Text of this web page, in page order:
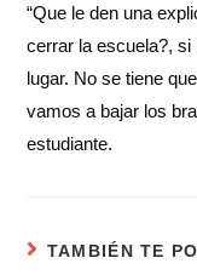
“Que le den una
cerrar la escuela?,
lugar. No se tiene
vamos a bajar los
estudiante.
TAMBIÉN TE